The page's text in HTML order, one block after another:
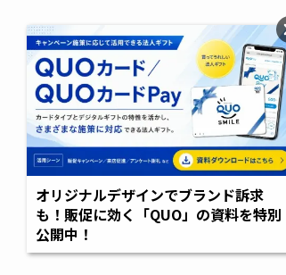
AdverTimes.についてFAQ利用規約
オリジナルデザインでブランド訴求
も！販促に効く「QUO」の資料を特別
公開中！